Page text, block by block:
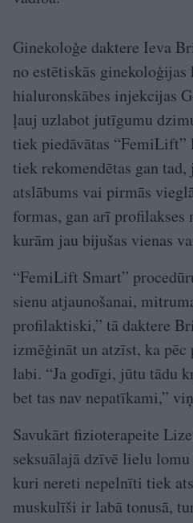
Ginekoloģe daktere Ieva
no estētiskās
hialuronskābes injekcijas
ļauj uzlabot jutīgumu
tiek piedāvātas “FemiLift”
tiek rekomendētas gan
atslābums vai pirmās
formas, gan arī profilakses
kurām jau bijušas vienas
“FemiLift Smart”
sienu atjaunošanai,
profilaktiski,” tā daktere
izmēģināt un atzīst, ka
labi. “Ja godīgi, jūtu tādu
bet tas nav nepatīkami,”
Savukārt fizioterapeite
seksuālajā dzīvē lielu
kuri nereti nepelnīti tiek
muskulīši ir labā tonusā,